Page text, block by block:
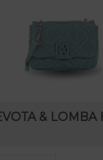
& LOMBA